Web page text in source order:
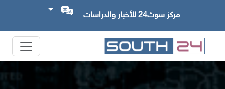
مركز سوث24 للأخبار والدراسات